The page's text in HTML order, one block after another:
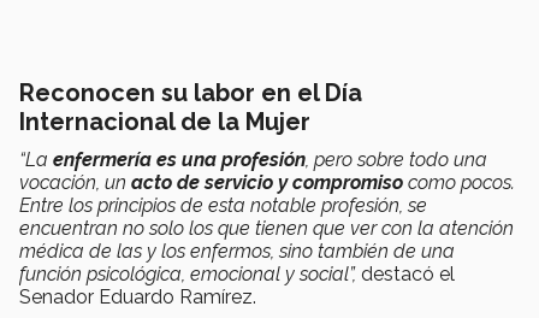
Reconocen su labor en el Día
Internacional de la Mujer
“La enfermería es una profesión , pero sobre todo una
vocación, un acto de servicio y compromiso como pocos.
Entre los principios de esta notable profesión, se
encuentran no solo los que tienen que ver con la atención
médica de las y los enfermos, sino también de una
función psicológica, emocional y social”, destacó el
Senador Eduardo Ramírez.